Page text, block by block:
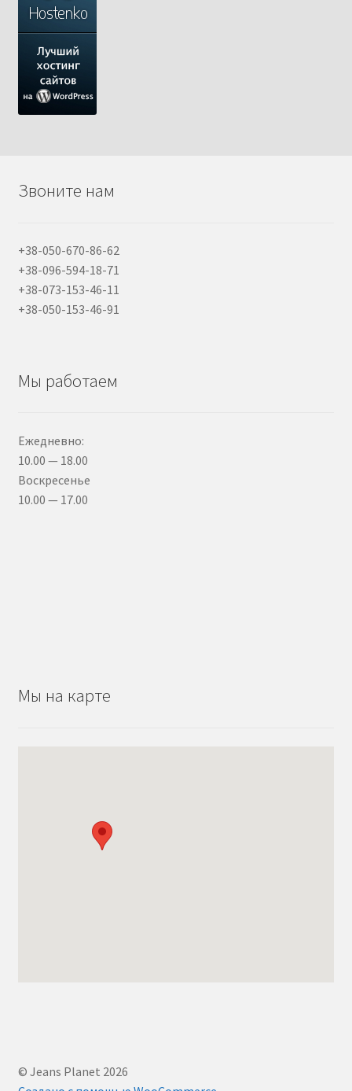
Звоните нам
+38-050-670-86-62
+38-096-594-18-71
+38-073-153-46-11
+38-050-153-46-91
Мы работаем
Ежедневно:
10.00 — 18.00
Воскресенье
10.00 — 17.00
Мы на карте
© Jeans Planet 2026